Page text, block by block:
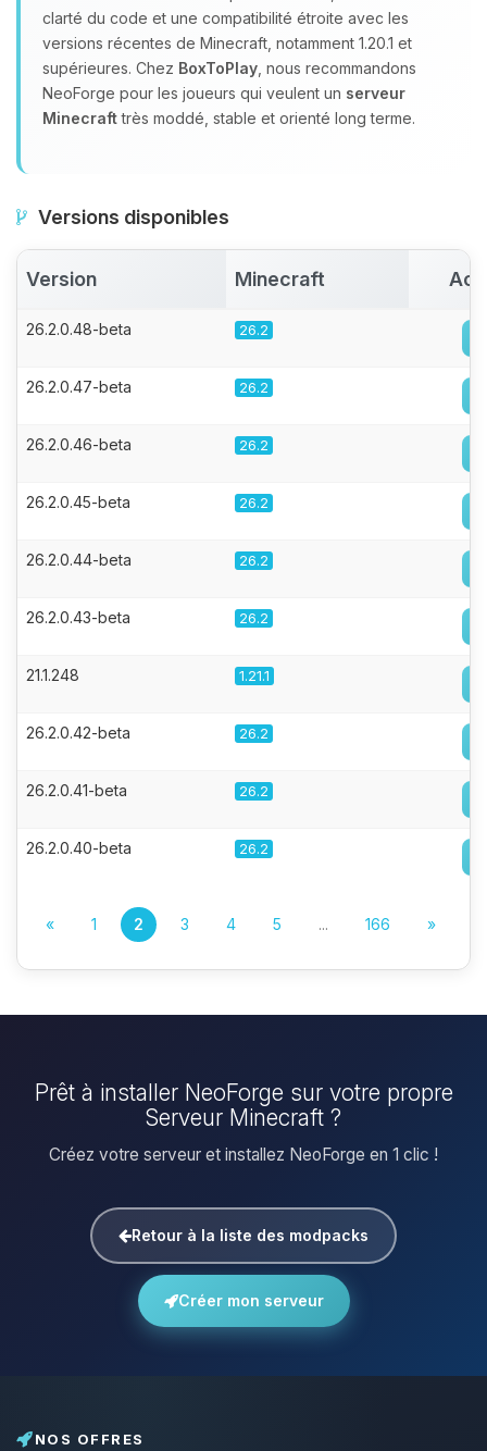
clarté du code et une compatibilité étroite avec les
versions récentes de Minecraft, notamment 1.20.1 et
supérieures. Chez BoxToPlay , nous recommandons
NeoForge pour les joueurs qui veulent un serveur
Minecrafttrès moddé, stable et orienté long terme.
Versions disponibles
Version Minecraft
26.2.0.48-beta 26.2
26.2.0.47-beta 26.2
26.2.0.46-beta 26.2
26.2.0.45-beta 26.2
26.2.0.44-beta 26.2
26.2.0.43-beta 26.2
21.1.248 1.21.1
26.2.0.42-beta 26.2
26.2.0.41-beta 26.2
26.2.0.40-beta 26.2
« 1 2 3 4 5 ... 166 »
Prêt à installer NeoForge sur votre propre
Serveur Minecraft ?
Créez votre serveur et installez NeoForge en 1 clic !
Retour à la liste des modpacks
Créer mon serveur
NOS OFFRES